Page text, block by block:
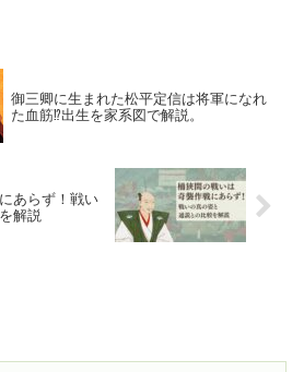
御三卿に生まれた松平定信は将軍になれ
た血筋⁉出生を家系図で解説。
あらず！戦い
解説